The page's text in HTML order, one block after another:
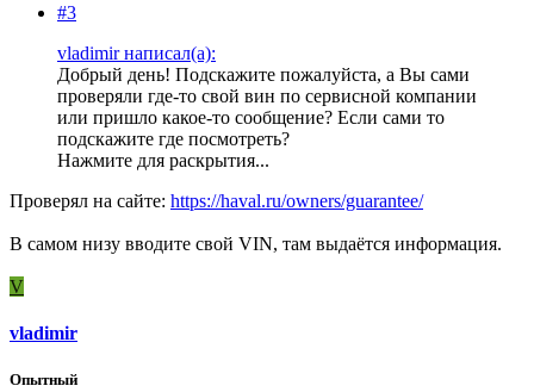
#3
vladimir написал(а):
Добрый день! Подскажите пожалуйста, а Вы сами
проверяли где-то свой вин по сервисной компании
или пришло какое-то сообщение? Если сами то
подскажите где посмотреть?
Нажмите для раскрытия...
Проверял на сайте: https://haval.ru/owners/guarantee/
В самом низу вводите свой VIN, там выдаётся информация.
V
vladimir
Опытный